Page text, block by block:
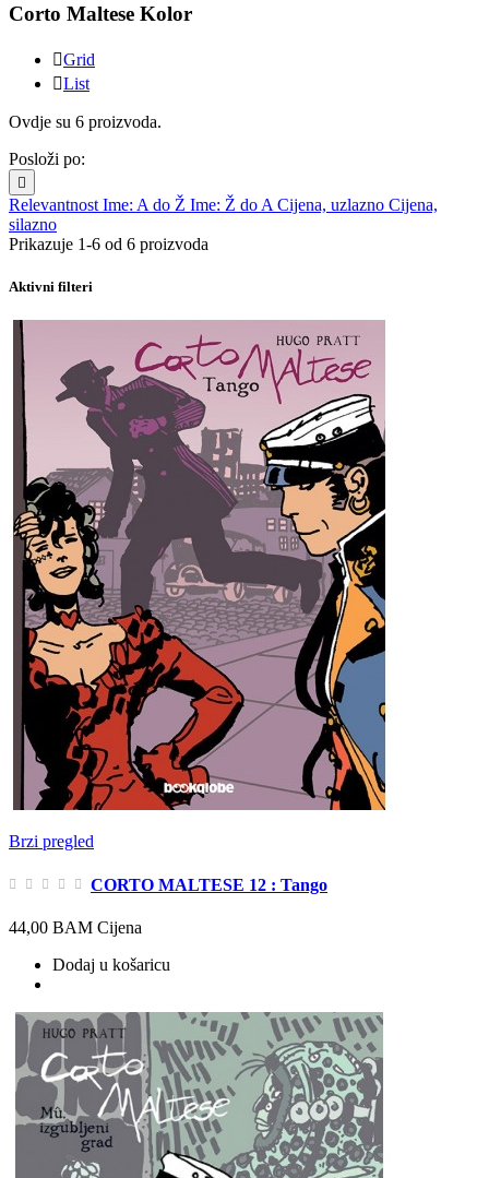
Corto Maltese Kolor
Grid
List
Ovdje su 6 proizvoda.
Posloži po:

Relevantnost Ime: A do Ž Ime: Ž do A Cijena, uzlazno Cijena,
silazno
Prikazuje 1-6 od 6 proizvoda
Aktivni filteri
Brzi pregled
CORTO MALTESE 12 : Tango
44,00 BAM Cijena
Dodaj u košaricu